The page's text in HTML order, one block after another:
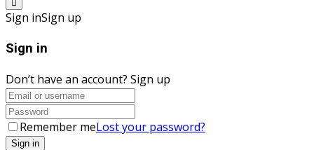
Sign inSign up
Sign in
Don’t have an account? Sign up
Remember meLost your password?